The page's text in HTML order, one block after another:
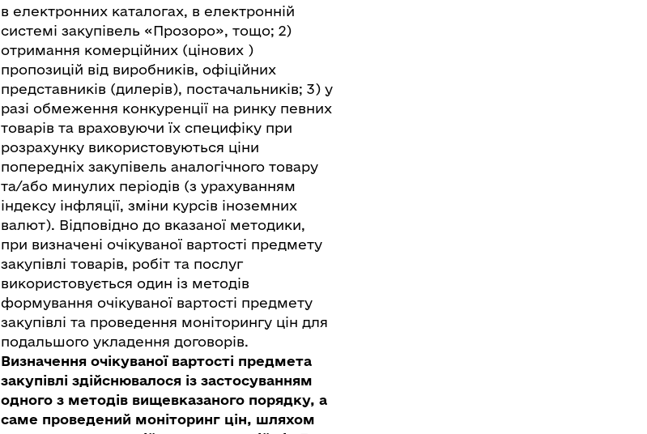
в електронних каталогах, в електронній
системі закупівель «Прозоро», тощо; 2)
отримання комерційних (цінових )
пропозицій від виробників, офіційних
представників (дилерів), постачальників; 3) у
разі обмеження конкуренції на ринку певних
товарів та враховуючи їх специфіку при
розрахунку використовуються ціни
попередніх закупівель аналогічного товару
та/або минулих періодів (з урахуванням
індексу інфляції, зміни курсів іноземних
валют). Відповідно до вказаної методики,
при визначені очікуваної вартості предмету
закупівлі товарів, робіт та послуг
використовується один із методів
формування очікуваної вартості предмету
закупівлі та проведення моніторингу цін для
подальшого укладення договорів.
Визначення очікуваної вартості предмета
закупівлі здійснювалося із застосуванням
одного з методів вищевказаного порядку, а
саме проведений моніторинг цін, шляхом